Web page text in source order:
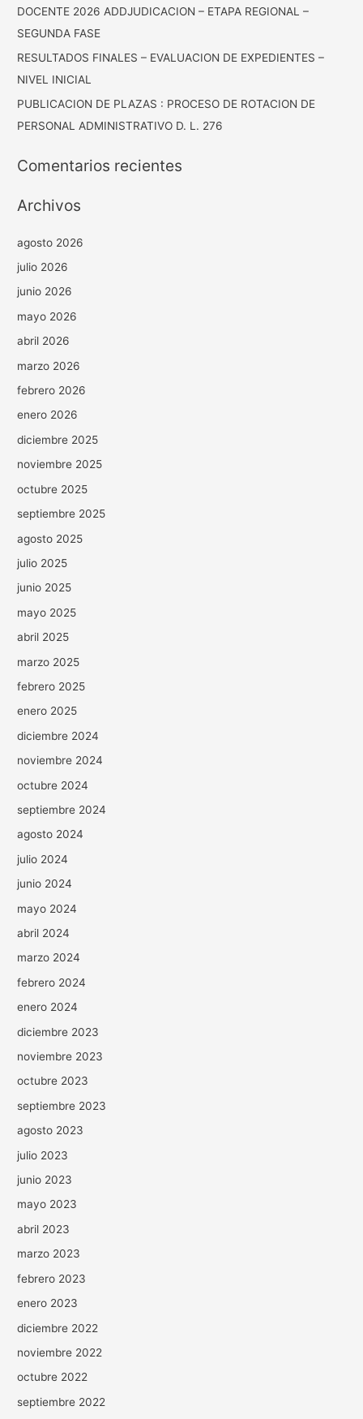
DOCENTE 2026 ADDJUDICACION – ETAPA REGIONAL –
SEGUNDA FASE
RESULTADOS FINALES – EVALUACION DE EXPEDIENTES –
NIVEL INICIAL
PUBLICACION DE PLAZAS : PROCESO DE ROTACION DE
PERSONAL ADMINISTRATIVO D. L. 276
Comentarios recientes
Archivos
agosto 2026
julio 2026
junio 2026
mayo 2026
abril 2026
marzo 2026
febrero 2026
enero 2026
diciembre 2025
noviembre 2025
octubre 2025
septiembre 2025
agosto 2025
julio 2025
junio 2025
mayo 2025
abril 2025
marzo 2025
febrero 2025
enero 2025
diciembre 2024
noviembre 2024
octubre 2024
septiembre 2024
agosto 2024
julio 2024
junio 2024
mayo 2024
abril 2024
marzo 2024
febrero 2024
enero 2024
diciembre 2023
noviembre 2023
octubre 2023
septiembre 2023
agosto 2023
julio 2023
junio 2023
mayo 2023
abril 2023
marzo 2023
febrero 2023
enero 2023
diciembre 2022
noviembre 2022
octubre 2022
septiembre 2022